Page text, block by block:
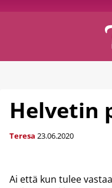
Helvetin
Teresa 23.06.2020
Ai että kun tulee